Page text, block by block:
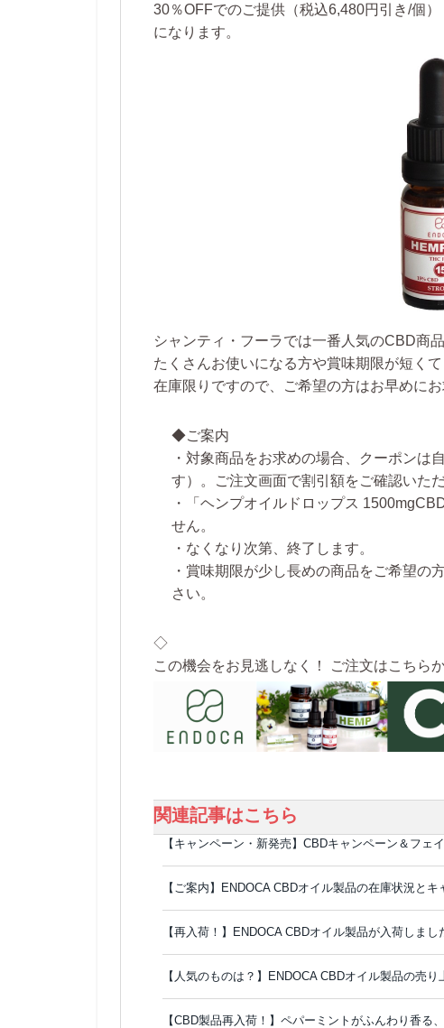
30％OFFでのご提供（税込6,480円引き/個）
になります。
シャンティ・フーラでは一番人気のCBD商品
たくさんお使いになる方や賞味期限が短く
在庫限りですので、ご希望の方はお早めにお
◆ご案内
・対象商品をお求めの場合、
クーポンは
す）。
ご注文画面で割引額をご確認いただ
・「ヘンプオイルドロップス
せん。
・なくなり次第、終了します。
・賞味期限が少し長めの商品をご希望の
さい。
◇
この機会をお見逃しなく！ ご注文はこちら
関連記事はこちら
【キャンペーン・新発売】CBDキャンペーン＆フェ
【ご案内】ENDOCA CBDオイル製品の在庫状況とキ
【再入荷！】ENDOCA CBDオイル製品が入荷しまし
【人気のものは？】ENDOCA CBDオイル製品の売り
【CBD製品再入荷！】ペパーミントがふんわり香る